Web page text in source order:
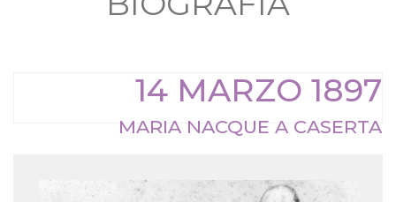
14 MARZO 1897
MARIA NACQUE A CASERTA